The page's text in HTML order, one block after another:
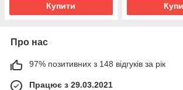
Купити
Про нас
97% позитивних з 148 відгуків за рік
Працює з 29.03.2021